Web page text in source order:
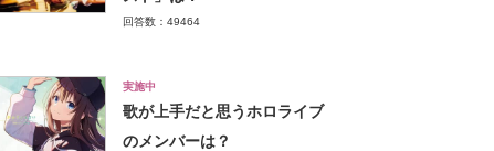
回答数：49464
実施中
歌が上手だと思うホロライブ
のメンバーは？